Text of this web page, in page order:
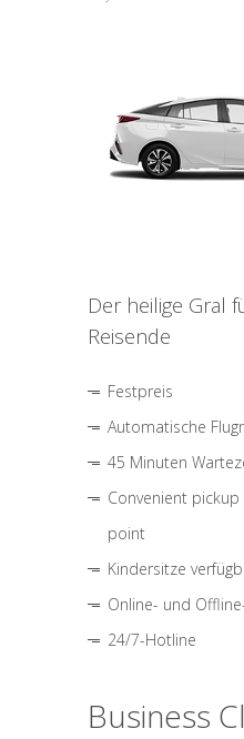
Der heilige Gral
Reisende
Festpreis
Automatische
45 Minuten
Convenient
point
Kindersitze
Online- und
24/7-Hotline
Business